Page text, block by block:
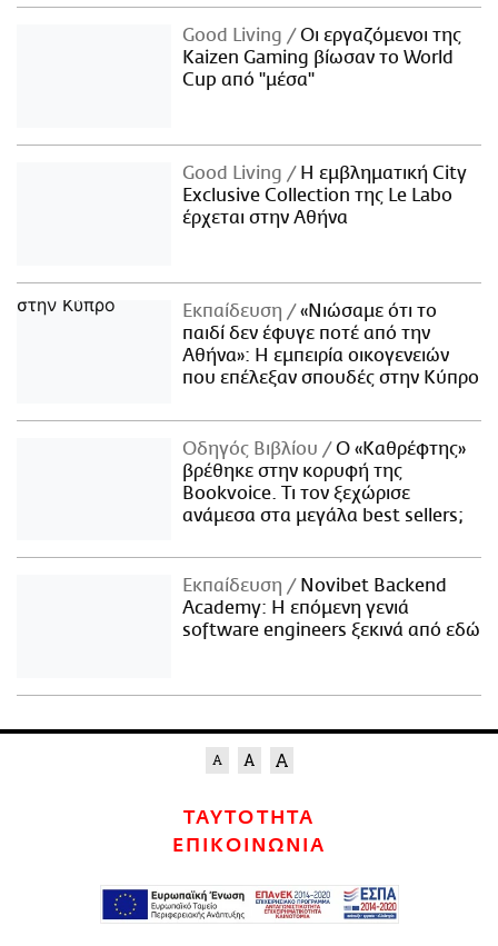
Good Living
Οι εργαζόμενοι της
Kaizen Gaming βίωσαν το World
Cup από "μέσα"
Good Living
Η εμβληματική City
Exclusive Collection της Le Labo
έρχεται στην Αθήνα
Εκπαίδευση
«Νιώσαμε ότι το
παιδί δεν έφυγε ποτέ από την
Αθήνα»: Η εμπειρία οικογενειών
που επέλεξαν σπουδές στην Κύπρο
Οδηγός Βιβλίου
Ο «Καθρέφτης»
βρέθηκε στην κορυφή της
Bookvoice. Τι τον ξεχώρισε
ανάμεσα στα μεγάλα best sellers;
Εκπαίδευση
Novibet Backend
Academy: Η επόμενη γενιά
software engineers ξεκινά από εδώ
ΤΑΥΤΟΤΗΤΑ
ΕΠΙΚΟΙΝΩΝΙΑ